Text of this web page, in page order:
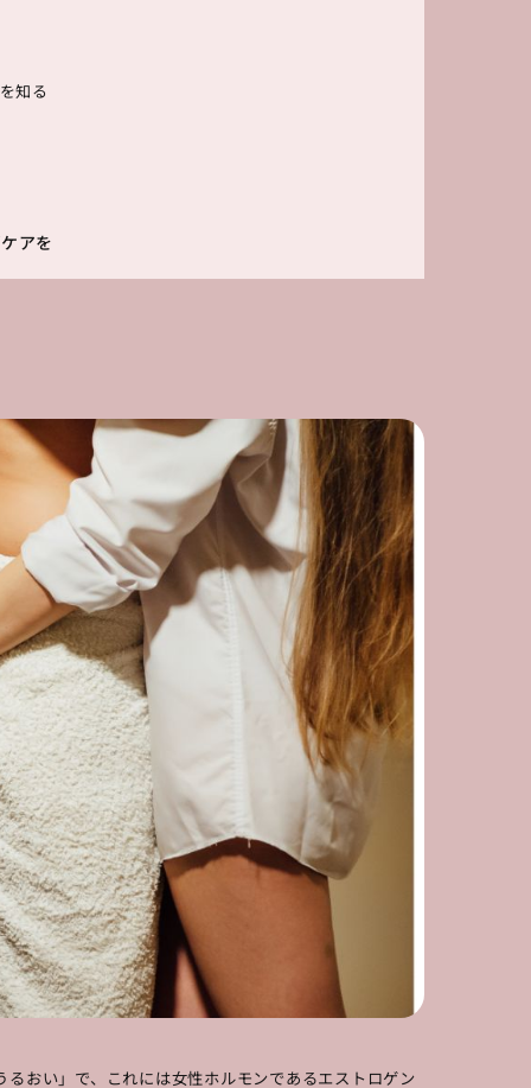
知る
アを
おい」で、これには女性ホルモンであるエストロゲン